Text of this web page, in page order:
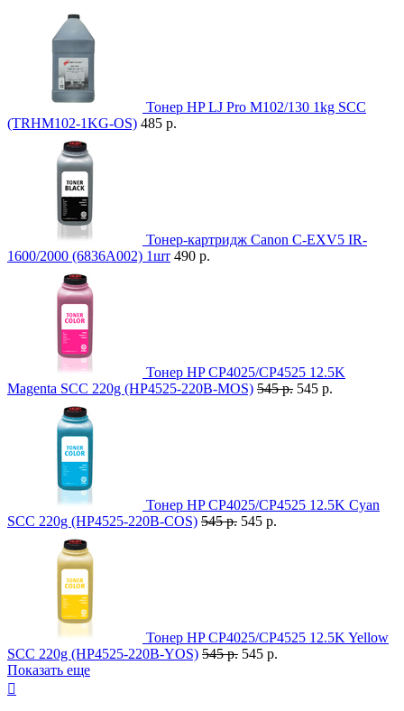
Тонер HP LJ Pro M102/130 1kg SCC
(TRHM102-1KG-OS) 485 р.
Тонер-картридж Canon C-EXV5 IR-
1600/2000 (6836A002) 1шт 490 р.
Тонер HP CP4025/CP4525 12.5K
Magenta SCC 220g (HP4525-220B-MOS) 545 р. 545 р.
Тонер HP CP4025/CP4525 12.5K Cyan
SCC 220g (HP4525-220B-COS) 545 р. 545 р.
Тонер HP CP4025/CP4525 12.5K Yellow
SCC 220g (HP4525-220B-YOS) 545 р. 545 р.
Показать еще
